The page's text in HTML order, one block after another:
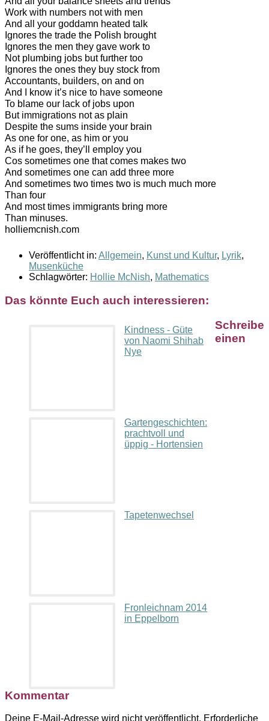
Work with numbers not with men
And all your goddamn heated talk
Ignores the trade the Polish brought
Ignores the men they gave work to
Not plumbing jobs but further too
Ignores the ones they buy stock from
Accountants, builders, on and on
And I know it’s nice to have someone
To blame our lack of jobs upon
But immigrations not as plain
Despite the sums inside your brain
As one for one, as him or you
As if he goes, they’ll employ you
Cos sometimes one that comes makes two
And sometimes one can add three more
And sometimes two times two is much much more
Than four
And most times immigrants bring more
Than minuses.
holliemcnish.com
Veröffentlicht in: Allgemein, Kunst und Kultur, Lyrik,
Musenküche
Schlagwörter: Hollie McNish, Mathematics
Das könnte Euch auch interessieren:
Kindness - Güte
von Naomi Shihab
Nye
Gartengeschichten:
prachtvoll und
üppig - Hortensien
Tapetenwechsel
Fronleichnam 2014
in Eppelborn
Schreibe
einen
Kommentar
Deine E-Mail-Adresse wird nicht veröffentlicht. Erforderliche